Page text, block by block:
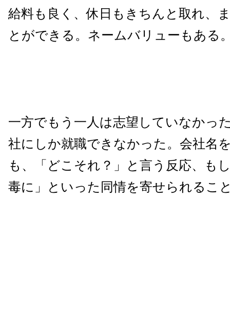
給料も良く、休日もきちんと取れ、
とができる。ネームバリューもある
一方でもう一人は志望していなかっ
社にしか就職できなかった。会社名
も、「どこそれ？」と言う反応、も
毒に」といった同情を寄せられるこ